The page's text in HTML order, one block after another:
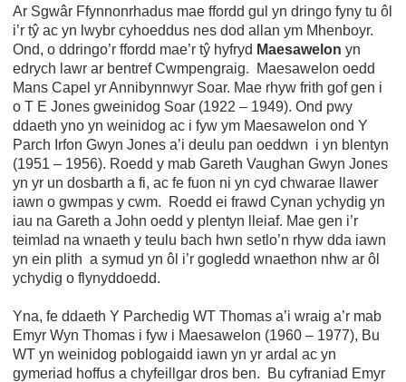
Ar Sgwâr Ffynnonrhadus mae ffordd gul yn dringo fyny tu ôl
i’r tŷ ac yn lwybr cyhoeddus nes dod allan ym Mhenboyr.
Ond, o ddringo’r ffordd mae’r tŷ hyfryd Maesawelon yn
edrych lawr ar bentref Cwmpengraig. Maesawelon oedd
Mans Capel yr Annibynnwyr Soar. Mae rhyw frith gof gen i
o T E Jones gweinidog Soar (1922 – 1949). Ond pwy
ddaeth yno yn weinidog ac i fyw ym Maesawelon ond Y
Parch Irfon Gwyn Jones a’i deulu pan oeddwn i yn blentyn
(1951 – 1956). Roedd y mab Gareth Vaughan Gwyn Jones
yn yr un dosbarth a fi, ac fe fuon ni yn cyd chwarae llawer
iawn o gwmpas y cwm. Roedd ei frawd Cynan ychydig yn
iau na Gareth a John oedd y plentyn lleiaf. Mae gen i’r
teimlad na wnaeth y teulu bach hwn setlo’n rhyw dda iawn
yn ein plith a symud yn ôl i’r gogledd wnaethon nhw ar ôl
ychydig o flynyddoedd.
Yna, fe ddaeth Y Parchedig WT Thomas a’i wraig a’r mab
Emyr Wyn Thomas i fyw i Maesawelon (1960 – 1977), Bu
WT yn weinidog poblogaidd iawn yn yr ardal ac yn
gymeriad hoffus a chyfeillgar dros ben. Bu cyfraniad Emyr